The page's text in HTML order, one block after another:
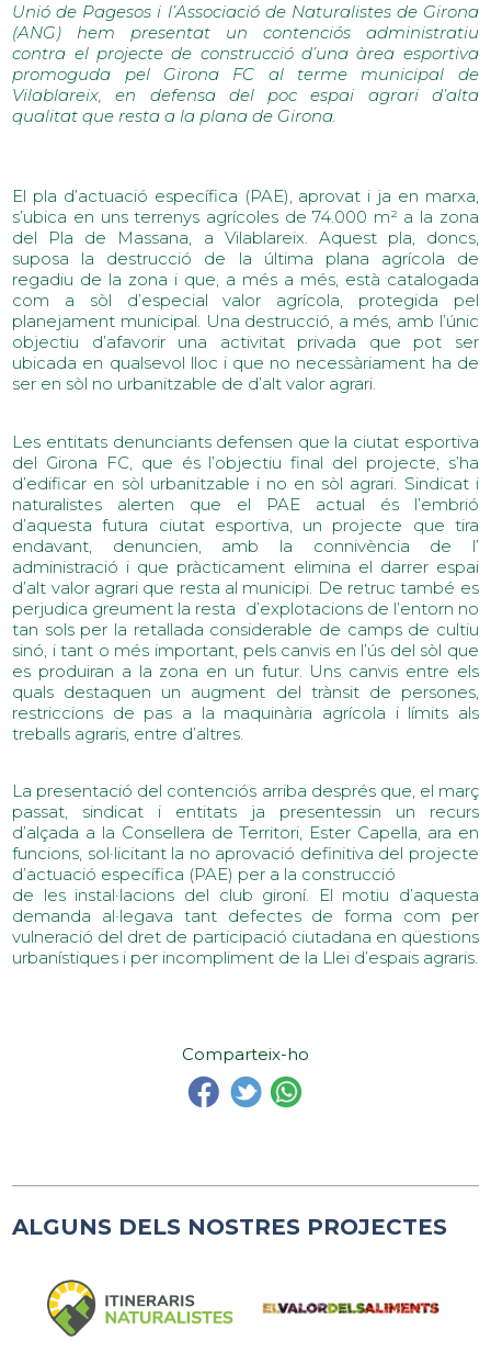
Unió de Pagesos i l’Associació de Naturalistes de Girona
(ANG) hem presentat un contenciós administratiu
contra el projecte de construcció d’una àrea esportiva
promoguda pel Girona FC al terme municipal de
Vilablareix, en defensa del poc espai agrari d’alta
qualitat que resta a la plana de Girona.
El pla d’actuació específica (PAE), aprovat i ja en marxa,
s’ubica en uns terrenys agrícoles de 74.000 m² a la zona
del Pla de Massana, a Vilablareix. Aquest pla, doncs,
suposa la destrucció de la última plana agrícola de
regadiu de la zona i que, a més a més, està catalogada
com a sòl d’especial valor agrícola, protegida pel
planejament municipal. Una destrucció, a més, amb l’únic
objectiu d’afavorir una activitat privada que pot ser
ubicada en qualsevol lloc i que no necessàriament ha de
ser en sòl no urbanitzable de d’alt valor agrari.
Les entitats denunciants defensen que la ciutat esportiva
del Girona FC, que és l’objectiu final del projecte, s’ha
d’edificar en sòl urbanitzable i no en sòl agrari. Sindicat i
naturalistes alerten que el PAE actual és l’embrió
d’aquesta futura ciutat esportiva, un projecte que tira
endavant, denuncien, amb la connivència de l’
administració i que pràcticament elimina el darrer espai
d’alt valor agrari que resta al municipi. De retruc també es
perjudica greument la resta d’explotacions de l’entorn no
tan sols per la retallada considerable de camps de cultiu
sinó, i tant o més important, pels canvis en l’ús del sòl que
es produiran a la zona en un futur. Uns canvis entre els
quals destaquen un augment del trànsit de persones,
restriccions de pas a la maquinària agrícola i límits als
treballs agraris, entre d’altres.
La presentació del contenciós arriba després que, el març
passat, sindicat i entitats ja presentessin un recurs
d’alçada a la Consellera de Territori, Ester Capella, ara en
funcions, sol·licitant la no aprovació definitiva del projecte
d’actuació específica (PAE) per a la construcció
de les instal·lacions del club gironí. El motiu d’aquesta
demanda al·legava tant defectes de forma com per
vulneració del dret de participació ciutadana en qüestions
urbanístiques i per incompliment de la Llei d’espais agraris.
Comparteix-ho
ALGUNS DELS NOSTRES PROJECTES